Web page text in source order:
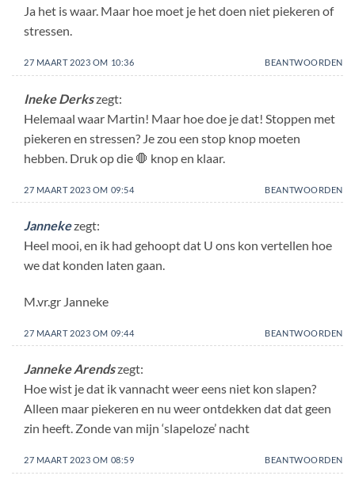
Ja het is waar. Maar hoe moet je het doen niet piekeren of
stressen.
27 MAART 2023 OM 10:36 BEANTWOORDEN
Ineke Derkszegt:
Helemaal waar Martin! Maar hoe doe je dat! Stoppen met
piekeren en stressen? Je zou een stop knop moeten
hebben. Druk op die 🛑 knop en klaar.
27 MAART 2023 OM 09:54 BEANTWOORDEN
Jannekezegt:
Heel mooi, en ik had gehoopt dat U ons kon vertellen hoe
we dat konden laten gaan.
M.vr.gr Janneke
27 MAART 2023 OM 09:44 BEANTWOORDEN
Janneke Arendszegt:
Hoe wist je dat ik vannacht weer eens niet kon slapen?
Alleen maar piekeren en nu weer ontdekken dat dat geen
zin heeft. Zonde van mijn ‘slapeloze’ nacht
27 MAART 2023 OM 08:59 BEANTWOORDEN